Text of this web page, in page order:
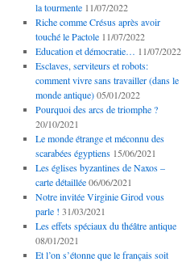
la tourmente 11/07/2022
Riche comme Crésus après avoir
touché le Pactole 11/07/2022
Education et démocratie… 11/07/2022
Esclaves, serviteurs et robots:
comment vivre sans travailler (dans le
monde antique) 05/01/2022
Pourquoi des arcs de triomphe ?
20/10/2021
Le monde étrange et méconnu des
scarabées égyptiens 15/06/2021
Les églises byzantines de Naxos –
carte détaillée 06/06/2021
Notre invitée Virginie Girod vous
parle ! 31/03/2021
Les effets spéciaux du théâtre antique
08/01/2021
Et l’on s’étonne que le français soit